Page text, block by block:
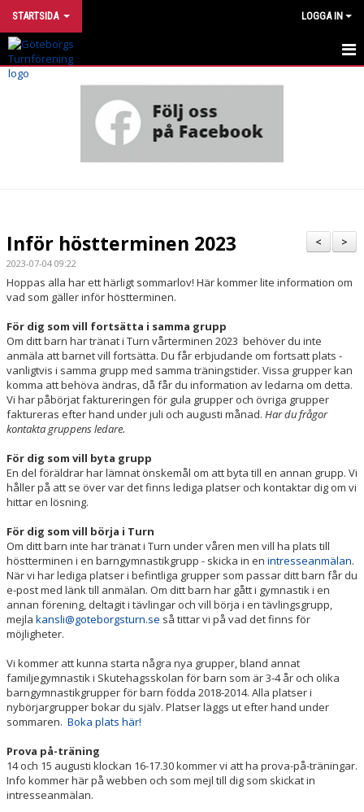
STARTSIDA LOGGA IN
INTRESSEANMÄLAN
UTVECKLINGSMODELL
STÖTTA TURN
FÖR DIG SOM ÄR MEDLEM
FÖR DIG SOM ÄR LEDARE
HALLSCHEMA VT2026
MAJVOLTEN
>
<
Inför höstterminen 2023
2023-07-04 09:22
Hoppas alla har ett härligt sommarlov! Här kommer lite information om
vad som gäller inför höstterminen.
För dig som vill fortsätta i samma grupp
Om ditt barn har tränat i Turn vårterminen 2023 behöver du inte
anmäla att barnet vill fortsätta. Du får erbjudande om fortsatt plats -
vanligtvis i samma grupp med samma träningstider. Vissa grupper kan
komma att behöva ändras, då får du information av ledarna om detta.
Vi har påbörjat faktureringen för gula grupper och övriga grupper
faktureras efter hand under juli och augusti månad. Har du frågor
kontakta gruppens ledare.
För dig som vill byta grupp
En del föräldrar har lämnat önskemål om att byta till en annan grupp. Vi
håller på att se över var det finns lediga platser och kontaktar dig om vi
hittar en lösning.
För dig som vill börja i Turn
Om ditt barn inte har tränat i Turn under våren men vill ha plats till
höstterminen i en barngymnastikgrupp - skicka in en intresseanmälan.
När vi har lediga platser i befintliga grupper som passar ditt barn får du
e-post med länk till anmälan. Om ditt barn har gått i gymnastik i en
annan förening, deltagit i tävlingar och vill börja i en tävlingsgrupp,
mejla kansli@goteborgsturn.se så tittar vi på vad det finns för
möjligheter.
Vi kommer att kunna starta några nya grupper, bland annat
familjegymnastik i Skutehagsskolan för barn som är 3-4 år och olika
barngymnastikgrupper för barn födda 2018-2014. Alla platser i
nybörjargrupper bokar du själv. Platser läggs ut efter hand under
sommaren. Boka plats här!
Prova på-träning
14 och 15 augusti klockan 16-17.30 kommer vi att ha prova-på-träningar.
Info kommer här på webben och som mejl till dig som skickat in
intresseanmälan.